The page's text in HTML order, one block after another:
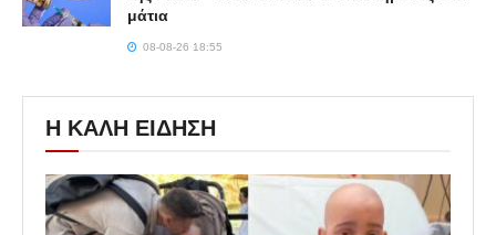
μάτια
08-08-26 18:55
Η ΚΑΛΗ ΕΙΔΗΣΗ